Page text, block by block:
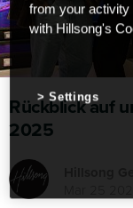
Rückblick auf
2025
from your
with Hillsong's
Settings